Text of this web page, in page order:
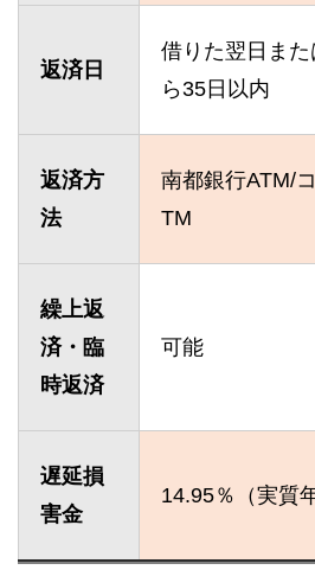
返済日
借りた翌日ま
ら35日以内
返済方
法
南都銀行ATM/
TM
繰上返
済・臨
時返済
可能
遅延損
害金
14.95％（実質